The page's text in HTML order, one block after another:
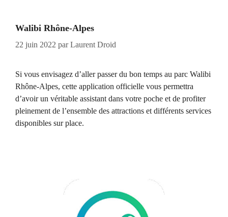
Walibi Rhône-Alpes
22 juin 2022 parLaurent Droid
Si vous envisagez d’aller passer du bon temps au parc Walibi
Rhône-Alpes, cette application officielle vous permettra
d’avoir un véritable assistant dans votre poche et de profiter
pleinement de l’ensemble des attractions et différents services
disponibles sur place.